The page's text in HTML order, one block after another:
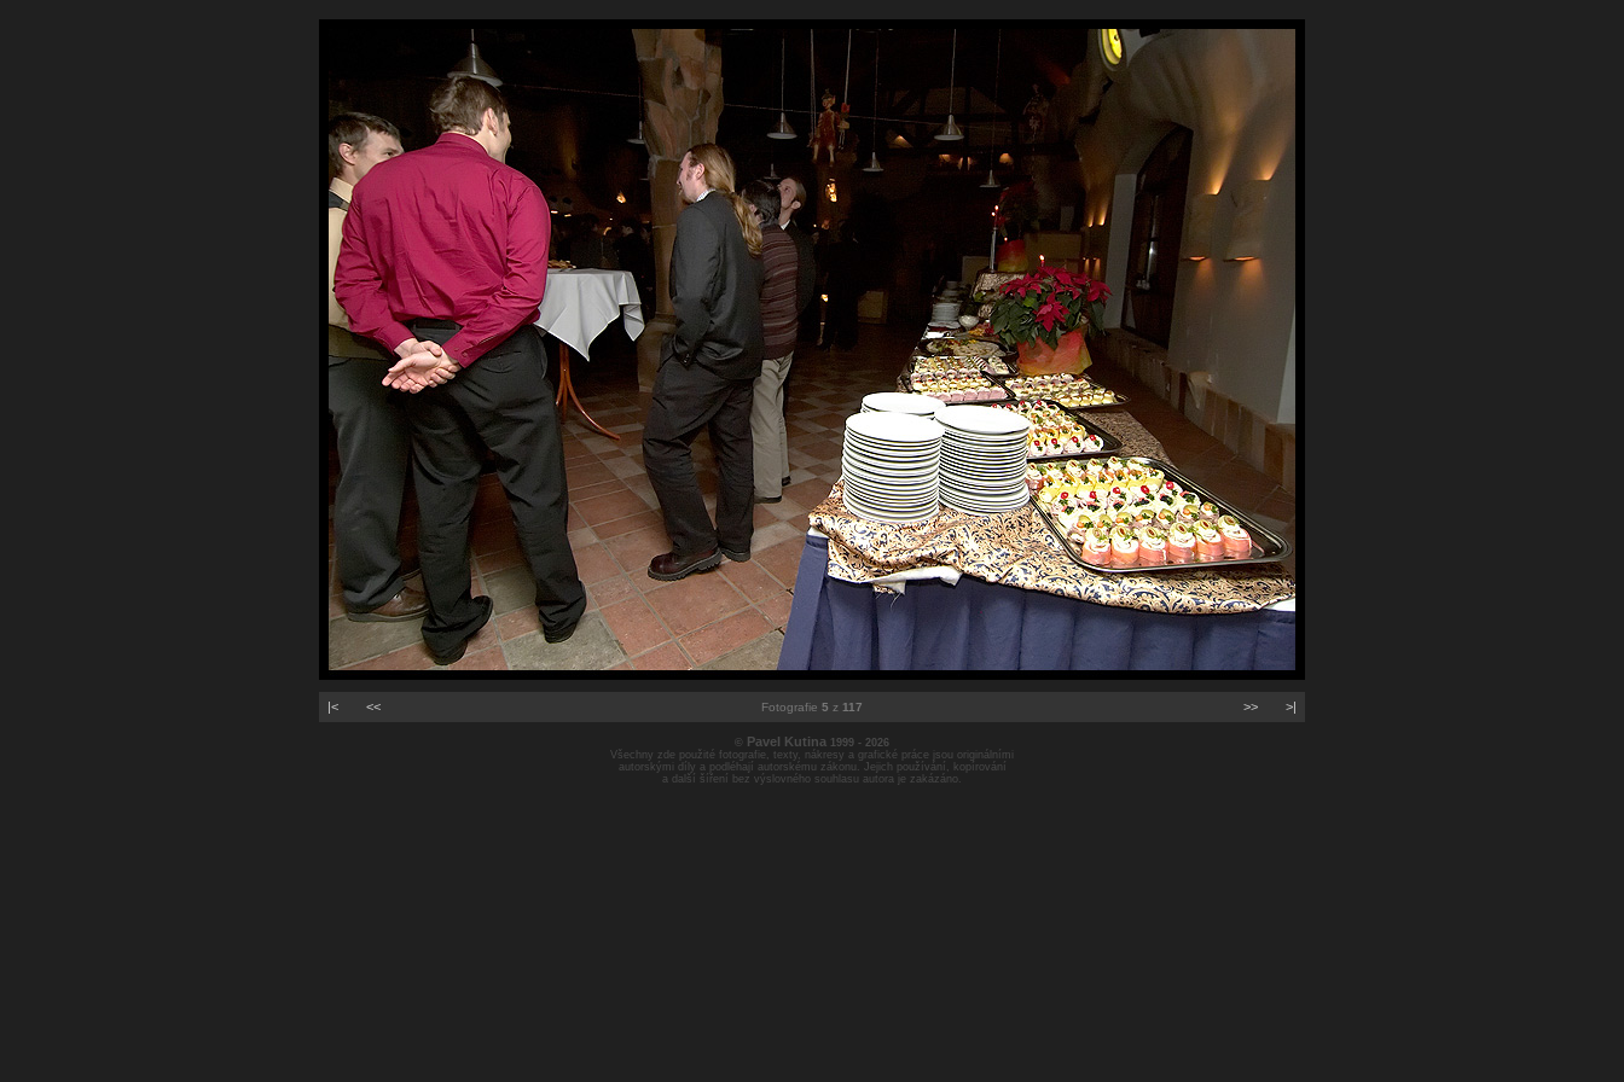
|< << Fotografie 5 z 117 >> >|
© Pavel Kutina 1999 - 2026
Všechny zde použité fotografie, texty, nákresy a grafické práce jsou originálními
autorskými díly a podléhají autorskému zákonu. Jejich používání, kopírování
a další šíření bez výslovného souhlasu autora je zakázáno.